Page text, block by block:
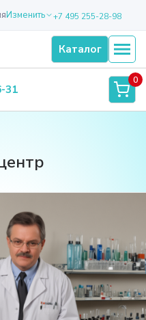
Изменить +7 495 255-28-98
Каталог
31
0